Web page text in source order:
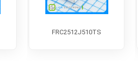
FRC2512J510TS